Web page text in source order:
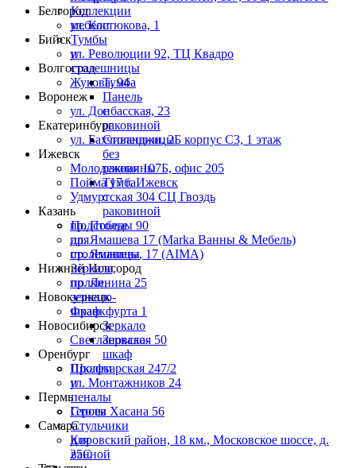
Коллекции
мебели
Тумбы
и
столешницы
Тумба
Панель
с
раковиной
Столешницы
без
раковины
Тумба
с
раковиной
Подстолье
для
столешницы
Зеркала,
полки,
зеркало-
шкаф
Зеркало
Зеркало-
шкаф
Шкафы
и
пеналы
Столы
Стульчики
для
ванной
Белгород
ул. Костюкова, 1
Бийск
ул. Революции 92, ТЦ Квадро
Волгоград
Жукова, 94
Воронеж
ул. Донбасская, 23
Екатеринбург
ул. Бахчиванджи, 2Б корпус С3, 1 этаж
Ижевск
Молодежная 107Б, офис 205
Пойма 17 г. Ижевск
Удмуртская 304 СЦ Гвоздь
Казань
пр. Победы 90
пр. Ямашева 17 (Marka Ванны & Мебель)
пр. Ямашева, 17 (AIMA)
Нижний Новгород
пр. Ленина 25
Новокузнецк
Франкфурта 1
Новосибирск
Светлановская 50
Оренбург
Пролетарская 247/2
ул. Монтажников 24
Пермь
Героев Хасана 56
Самара
Кировский район, 18 км., Московское шоссе, д.
25С